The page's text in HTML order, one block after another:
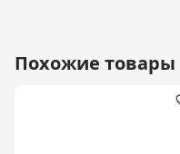
Похожие товары